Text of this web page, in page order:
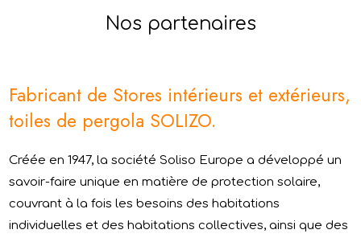
Nos partenaires
Fabricant de Stores intérieurs et extérieurs,
toiles de pergola SOLIZO.
Créée en 1947, la société Soliso Europe a développé un
savoir-faire unique en matière de protection solaire,
couvrant à la fois les besoins des habitations
individuelles et des habitations collectives, ainsi que des